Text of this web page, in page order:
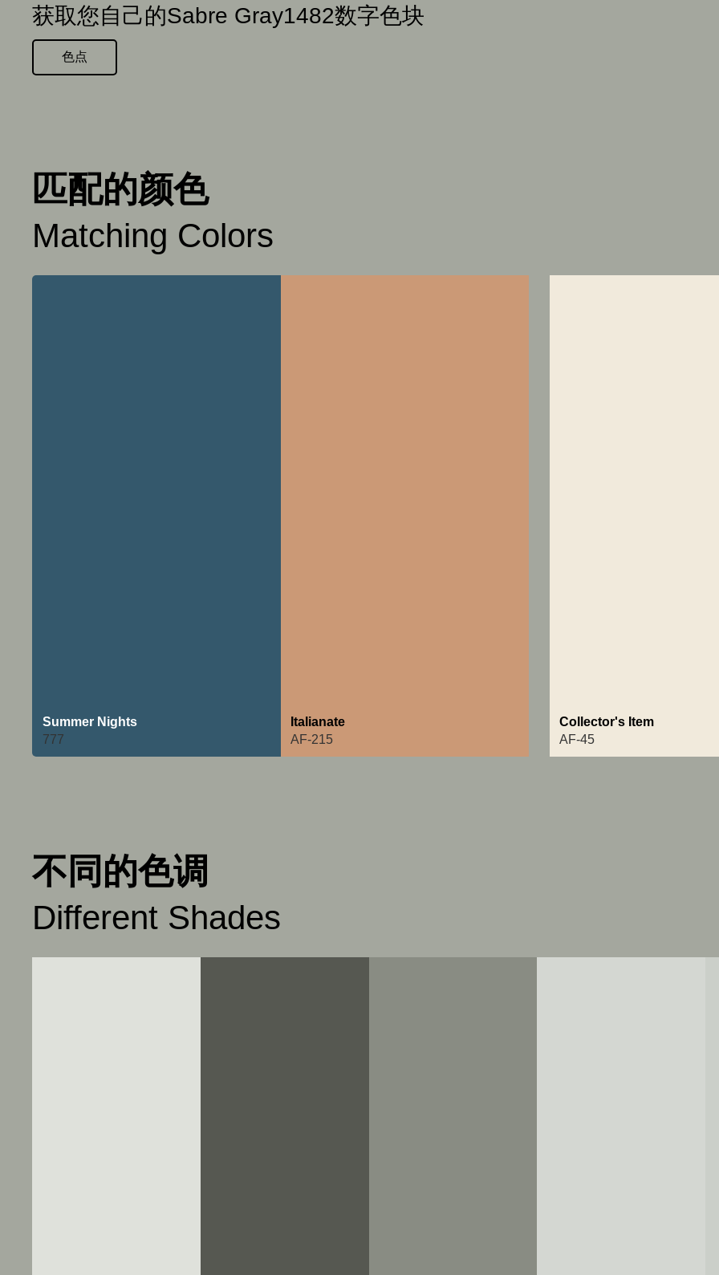
获取您自己的Sabre Gray1482数字色块
色点
匹配的颜色
Matching Colors
Summer Nights
777
Italianate
AF-215
Collector's Item
AF-45
不同的色调
Different Shades